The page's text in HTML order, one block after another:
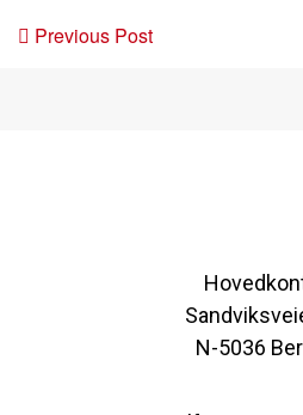
Post
Previous Post
N-5036